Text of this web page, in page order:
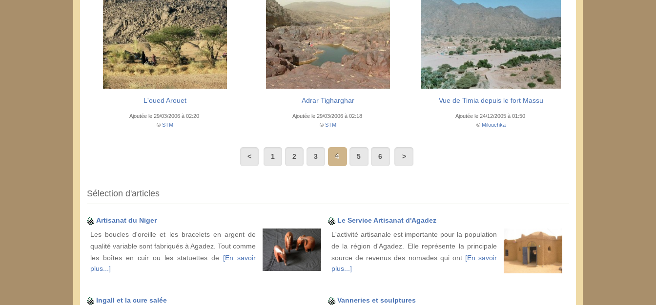
L'oued Arouet
Ajoutée le 29/03/2006 à 02:20
© STM
Adrar Tigharghar
Ajoutée le 29/03/2006 à 02:18
© STM
Vue de Timia depuis le fort Massu
Ajoutée le 24/12/2005 à 01:50
© Milouchka
1 2 3 4 5 6
Sélection d'articles
Artisanat du Niger
Les boucles d'oreille et les bracelets en argent de
qualité variable sont fabriqués à Agadez. Tout comme
les boîtes en cuir ou les statuettes de [En savoir
plus...]
Le Service Artisanat d'Agadez
L'activité artisanale est importante pour la population
de la région d'Agadez. Elle représente la principale
source de revenus des nomades qui ont [En savoir
plus...]
Ingall et la cure salée
Vanneries et sculptures